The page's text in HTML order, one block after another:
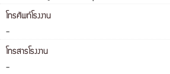
โทรศัพท์โรงงาน
-
โทรสารโรงงาน
-